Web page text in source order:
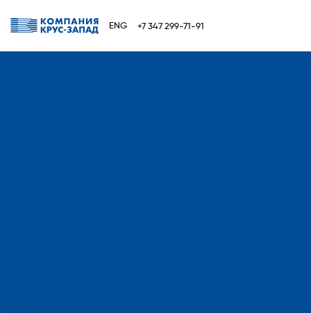
ENG +7 347 299-71-91